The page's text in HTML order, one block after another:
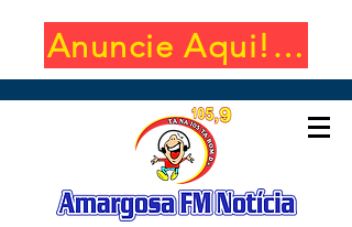
Anuncie Aqui!